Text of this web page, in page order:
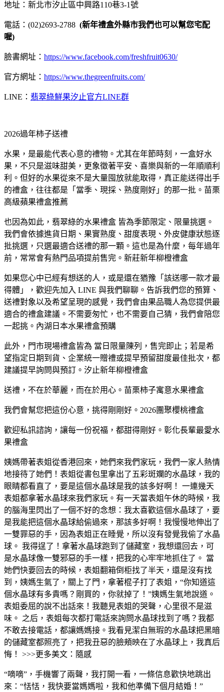
地址：新北市汐止區中興路110巷3-1號
電話：(02)2693-2788 (新年禮盒外縣市我們也可以幫您宅配
喔)
臉書網址： https://www.facebook.com/freshfruit0630/
官方網址： https://www.thegreenfruits.com/
LINE： 翡翠綠鮮果汐止官方LINE群
2026過年柿子送禮
水果，是最能代表心意的禮物。尤其在年節時刻，一盒好水
果，不只是滋味甜美，更象徵著平安、喜樂與新的一年順順利
利。但好的水果從來不是大量囤放就能取得，真正能送得出手
的禮盒，往往都是「當季、現採、熟度剛好」的那一批。苗栗
高級蘋果禮盒推薦
也因為如此，翡翠綠的水果禮盒 皆為季節限定、限量挑選。
我們會依據進貨日期、果實熟度、甜度表現、外皮健康狀態逐
批挑選，只選最適合送禮的那一顆。這也是為什麼，每年過年
前，常常會有熱門品項提前售完。新莊新年柳橙禮盒
如果您心中已經有想送的人，或是還在猶豫「該送哪一款才最
得體」，歡迎先加入 LINE 與我們聊聊。告訴我們您的預算、
送禮對象以及希望呈現的感覺，我們會由果品職人為您提供最
適合的禮盒建議。不需要匆忙，也不需要自己猜，我們會陪您
一起挑。內湖日本水果禮盒預購
此外，門市現場禮盒皆為 當日限量陳列，售完即止；若是希
望指定日期到貨、企業統一贈禮或提早預留甜度最佳批次，都
建議提早詢問與預訂。汐止新年柳橙禮盒
送禮，不在於華麗，而在於用心。苗栗柿子寓意水果禮盒
我們會幫您把這份心意，挑得剛剛好。2026團聚櫻桃禮盒
歡迎私訊諮詢，讓每一份祝福，都甜得剛好。彰化長輩最愛水
果禮盒
姨媽帶著表姐從香港回來，她們來我們家玩，我們一家人熱情
地接待了她們！表姐從書包里拿出了五彩斑斕的水晶球，我的
眼睛都看直了，要是這個水晶球是我的該多好啊！ 一連幾天
表姐都拿著水晶球來我們家玩。有一天當表姐午休的時候，我
的腦海里閃出了一個不好的念想：我太喜歡這個水晶球了，要
是我能把這個水晶球給偷過來，那該多好啊！我慢慢地伸出了
一雙罪惡的手，因為表姐正在睡覺，所以沒有發覺我偷了水晶
球。 我得逞了！拿著水晶球跑到了儲藏室，我想還回去，可
是水晶球像一雙邪惡的手一樣，把我的心牢牢地抓住了。 當
她們快要回去的時候，表姐翻箱倒柜找了半天，還是沒有找
到，姨媽生氣了，關上了門，拿著棍子打了表姐，“你知道這
個水晶球有多貴嗎？剛買的，你就掉了！”姨媽生氣地說道。
表姐委屈的說不出話來！我聽見表姐的哭聲，心里很不是滋
味。 之后，表姐每次都打電話來詢問水晶球找到了嗎？我都
不敢去接電話，都讓媽媽接。我看見潔白無瑕的水晶球把黑暗
的儲藏室都照亮了，把我丑惡的臉頰映在了水晶球上，我真后
悔！ >>>更多美文：隨感
“嘀嘀”，手機響了兩聲，我打開一看，一條信息歡快地跳出
來：“恬恬，我快要當媽媽啦，我和他準備下個月結婚！”